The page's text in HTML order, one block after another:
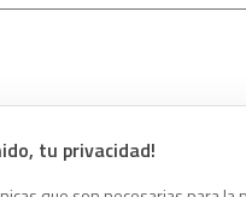
tu privacidad!